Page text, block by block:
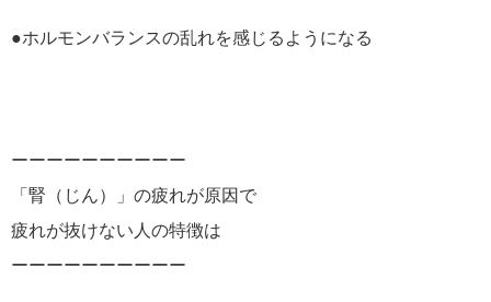
●ホルモンバランスの乱れを感じるようになる
ーーーーーーーーーー
「腎（じん）」の疲れが原因で
疲れが抜けない人の特徴は
ーーーーーーーーーー